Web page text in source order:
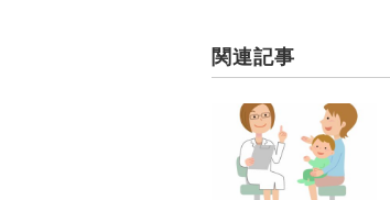
関連記事